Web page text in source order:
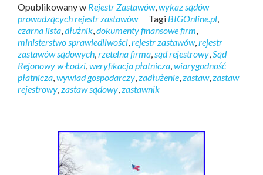
Opublikowany w Rejestr Zastawów,wykaz sądów
prowadzących rejestr zastawów
Tagi BIGOnline.pl,
czarna lista,dłużnik,dokumenty finansowe firm,
ministerstwo sprawiedliwości,rejestr zastawów,rejestr
zastawów sądowych,rzetelna firma,sąd rejestrowy,Sąd
Rejonowy w Łodzi,weryfikacja płatnicza,wiarygodność
płatnicza,wywiad gospodarczy,zadłużenie,zastaw,zastaw
rejestrowy,zastaw sądowy,zastawnik